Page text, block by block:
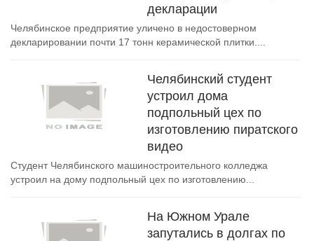
декларации
Челябинское предприятие уличено в недостоверном
декларировании почти 17 тонн керамической плитки....
Челябинский студент
устроил дома
подпольный цех по
изготовлению пиратского
видео
Студент Челябинского машиностроительного колледжа
устроил на дому подпольный цех по изготовлению...
На Южном Урале
запутались в долгах по